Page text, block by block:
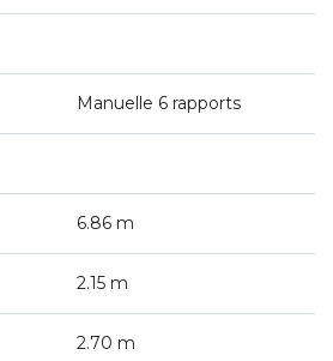
Manuelle 6 rapports
6.86 m
2.15 m
2.70 m